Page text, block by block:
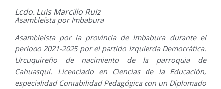
RELACIONES INTERNACIONALES
AGENDA
Lcdo. Luis Marcillo Ruiz
Asambleísta por Imbabura
Asambleísta por la provincia de Imbabura durante el
periodo 2021-2025 por el partido Izquierda Democrática.
Urcuquireño de nacimiento de la parroquia de
Cahuasquí. Licenciado en Ciencias de la Educación,
especialidad Contabilidad Pedagógica con un Diplomado